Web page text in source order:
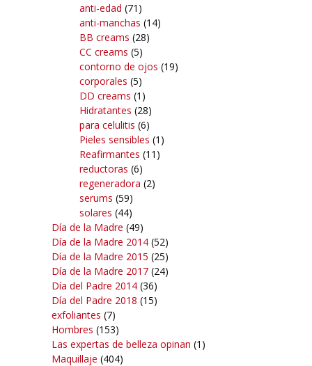
anti-edad (71)
anti-manchas (14)
BB creams (28)
CC creams (5)
contorno de ojos (19)
corporales (5)
DD creams (1)
Hidratantes (28)
para celulitis (6)
Pieles sensibles (1)
Reafirmantes (11)
reductoras (6)
regeneradora (2)
serums (59)
solares (44)
Día de la Madre (49)
Día de la Madre 2014 (52)
Día de la Madre 2015 (25)
Día de la Madre 2017 (24)
Día del Padre 2014 (36)
Día del Padre 2018 (15)
exfoliantes (7)
Hombres (153)
Las expertas de belleza opinan (1)
Maquillaje (404)